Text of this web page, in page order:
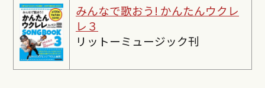
みんなで歌おう! かんたんウクレ
レ３
リットーミュージック刊